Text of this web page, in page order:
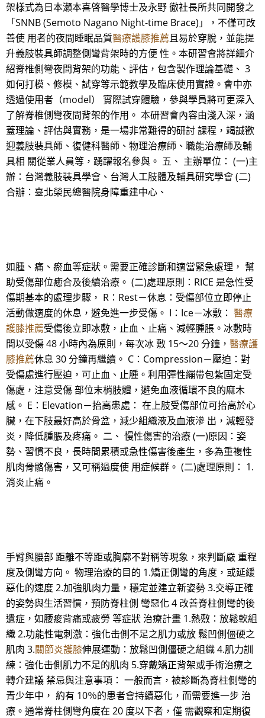
架樣式為日本瀨本喜啓醫學博士及永野 徹社長所共同開發之
「SNNB (Semoto Nagano Night-time Brace)」，不僅可改
善使 用者的夜間睡眠品質醫療護膝推薦且易於穿脫，並能提
升義肢裝具師調整側彎背架時的方便 性。本研習會將詳細介
紹脊椎側彎夜間背架的功能、評估，包含製作理論基礎、 3
如何打模、修模、試穿等示範教學及臨床使用實證。會中亦
透過使用者（model） 實際試穿體驗，參與學員將可更深入
了解脊椎側彎夜間背架的作用。 本研習會內容由淺入深，涵
蓋理論、評估與實務，是一場非常難得的研討 課程，竭誠歡
迎義肢裝具師、復健科醫師、物理治療師、職能治療師及輔
具相 關從業人員等，踴躍報名參與。 五、 主辦單位： (一)主
辦：台灣義肢裝具學會、台灣人工肢體及輔具研究學會 (二)
合辦：臺北榮民總醫院身障重建中心、
如腫、痛、瘀血等症狀。需要正確診斷和適當緊急處理， 幫
助受傷部位癒合及後續治療。 (二)處理原則：RICE 是急性受
傷期基本的處理步驟， R：Rest－休息：受傷部位立即停止
活動做適度的休息，避免進一步受傷。 I：Ice－冰敷： 醫療
護膝推薦受傷後立即冰敷，止血、止痛、減輕腫脹。冰敷時
間以受傷 48 小時內為原則，每次冰 敷 15～20 分鐘， 醫療護
膝推薦休息 30 分鐘再繼續。 C：Compression－壓迫：對
受傷處進行壓迫，可止血、止腫。利用彈性繃帶包紮固定受
傷處，注意受傷 部位末梢肢體，避免血液循環不良的麻木
感。 E：Elevation－抬高患處： 在上肢受傷部位可抬高於心
臟，在下肢最好高於骨盆，減少組織液及血液滲 出，減輕發
炎，降低腫脹及疼痛。 二、 慢性傷害的治療 (一)原因：姿
勢、習慣不良，長時間累積或急性傷害後產生，多為重複性
肌肉骨骼傷害，又可稱過度使 用症候群。 (二)處理原則： 1.
消炎止痛。
手臂與腰部 距離不等距或胸廓不對稱等現象，來判斷嚴 重程
度及側彎方向。 物理治療的目的 1.矯正側彎的角度，或延緩
惡化的速度 2.加強肌肉力量，穩定並建立新姿勢 3.交導正確
的姿勢與生活習慣，預防脊柱側 彎惡化 4 改善脊柱側彎的後
遺症，如腰痠背痛或疲勞 等症狀 治療計畫 1.熱敷：放鬆軟組
織 2.功能性電刺激：強化击側不足之肌力或放 鬆凹側僵硬之
肌肉 3.關節炎護膝伸展運動：放鬆凹側僵硬之組織 4.肌力訓
練：強化击側肌力不足的肌肉 5.穿戴矯正背架或手術治療之
轉介建議 禁忌與注意事項： 一般而言，被診斷為脊柱側彎的
青少年中， 約有 10％的患者會持續惡化，而需要進一步 治
療。通常脊柱側彎角度在 20 度以下者，僅 需觀察和定期復